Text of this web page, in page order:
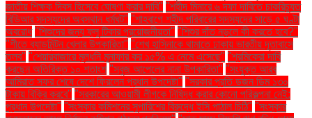
জাতীয় শিক্ষক দিবস হিসেবে ঘোষণা করার দাবি" "শহীদ মিনারে ৬ দফা দাবিতে চাকরিচ্যুত
বিডিআর সদস্যদের অবস্থান ধর্মঘট" "শাহবাগে শহীদ পরিবারের সদস্যদের সাড়ে ৫ ঘণ্টা
অবরোধ "শিশুদের জন্য ফ্লু টিকার প্রয়োজনীয়তা" "শিশুর দাঁত নড়লে কী করতে হবে?"
"শীতে ব্যাডমিন্টন খেলার উপকারিতা" "শেখ হাসিনাকে থামাতে ঢাকায় ভারতীয় দূতাবাসে
তলব" "শেয়ারবাজারে মূলধনি মুনাফার কর ১৫% এ নেমে এসেছে" "শ্রমিকেরা দাবি
করছেন অতিরিক্ত ১০ শতাংশ "সবুজ আপেলের নানা উপকারিতা" "সংযুক্ত আরব
আমিরাত সফর শেষে দেশে ফিরলেন প্রধান উপদেষ্টা" "সরকার প্রতি ডজন ডিম ১৩০
টাকায় বিক্রি করবে" "সরকারের আওয়ামী লীগকে নিষিদ্ধ করার কোনো পরিকল্পনা নেই:
প্রধান উপদেষ্টা" "সংস্কার কমিশনের সুপারিশের বিরুদ্ধে ইসি পাঠাল চিঠি" "সংস্কার